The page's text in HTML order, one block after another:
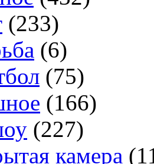
(233)
(6)
(75)
(166)
(227)
камера